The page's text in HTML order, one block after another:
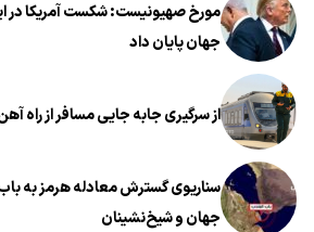
مورخ صهیونیست: شکست آمریکا در
جهان پایان داد
از سرگیری جابه جایی مسافر از راه
سناریوی گسترش معادله هرمز به
جهان و شیخ‌نشینان